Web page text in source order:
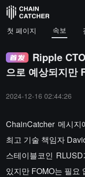
첫 페이지 속보
Ripple
으로 예상되지만
2024-12-16 02:44:26
ChainCatcher 메시
최고 기술 책임자
스테이블코인
있지만 FOMO는 필요